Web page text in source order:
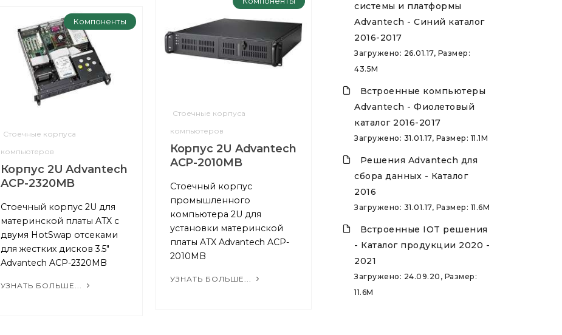
Стоечные корпуса
компьютеров
Корпус 2U Advantech
ACP-2010MB
Стоечный корпус
промышленного
компьютера 2U для
установки материнской
платы ATX Advantech ACP-
2010MB
УЗНАТЬ БОЛЬШЕ...
Компоненты
Стоечные корпуса
компьютеров
Корпус 2U Advantech
ACP-2320MB
Стоечный корпус 2U для
материнской платы ATX с
двумя HotSwap отсеками
для жеcтких дисков 3.5"
Advantech ACP-2320MB
УЗНАТЬ БОЛЬШЕ...
системы и платформы
Advantech - Синий каталог
2016-2017
Загружено: 26.01.17, Размер:
43.5M
Встроенные компьютеры
Advantech - Фиолетовый
каталог 2016-2017
Загружено: 31.01.17, Размер: 11.1M
Решения Advantech для
сбора данных - Каталог
2016
Загружено: 31.01.17, Размер: 11.6M
Встроенные IOT решения
- Каталог продукции 2020 -
2021
Загружено: 24.09.20, Размер:
11.6M